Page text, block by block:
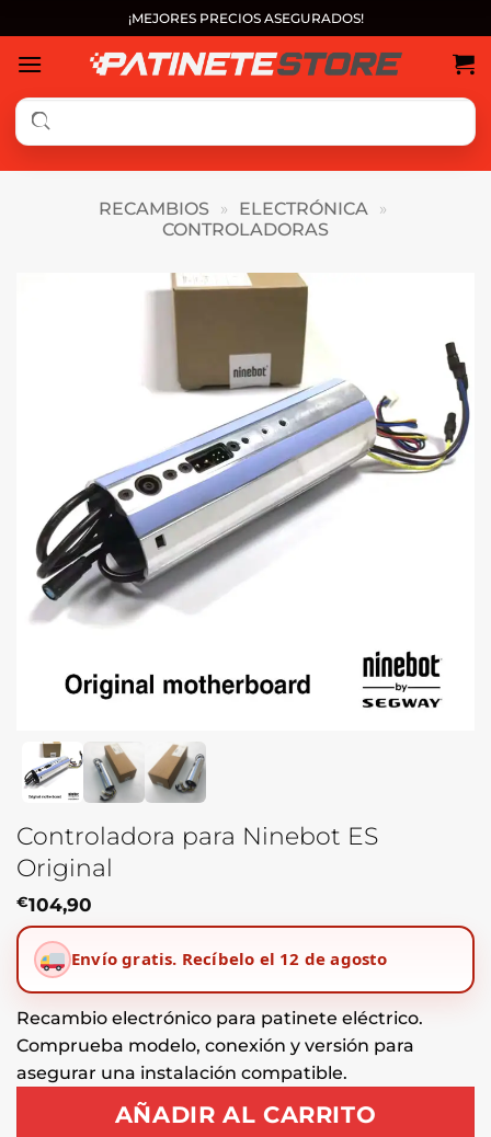
al
contenido
¡MEJORES PRECIOS ASEGURADOS!
RECAMBIOS » ELECTRÓNICA
»
CONTROLADORAS
Controladora para Ninebot ES
Original
€104,90
Envío gratis. Recíbelo el 12 de agosto
Recambio electrónico para patinete eléctrico.
Comprueba modelo, conexión y versión para
asegurar una instalación compatible.
AÑADIR AL CARRITO